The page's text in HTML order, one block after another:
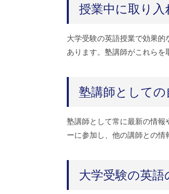
授業中に取り
大学受験の英語授業で効果
あります。塾講師がこれらを
塾講師としての
塾講師として常に最新の情
ーに参加し、他の講師との情
大学受験の英